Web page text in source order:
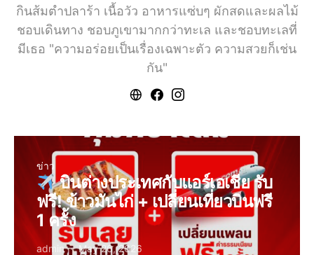
กินส้มตำปลาร้า เนื้อวัว อาหารแซ่บๆ ผักสดและผลไม้
ชอบเดินทาง ชอบภูเขามากกว่าทะเล และชอบทะเลที่
มีเธอ "ความอร่อยเป็นเรื่องเฉพาะตัว ความสวยก็เช่น
กัน"
ข่าว
บินต่างประเทศกับแอร์เอเชีย รับ
ฟรี! ข้าวมันไก่ + เปลี่ยนเที่ยวบินฟรี
1 ครั้ง
admin May 26, 2026